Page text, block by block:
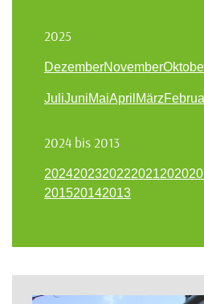
2025
DezemberNovember
JuliJuniMaiApril März
2024 bis 2013
20242023202220212020
201520142013